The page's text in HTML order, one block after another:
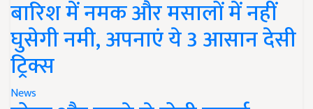
बारिश में नमक और मसालों में नहीं
घुसेगी नमी, अपनाएं ये 3 आसान देसी
ट्रिक्स
News